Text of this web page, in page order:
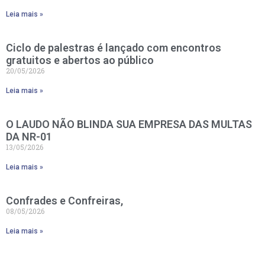
Leia mais »
Ciclo de palestras é lançado com encontros
gratuitos e abertos ao público
20/05/2026
Leia mais »
O LAUDO NÃO BLINDA SUA EMPRESA DAS MULTAS
DA NR-01
13/05/2026
Leia mais »
Confrades e Confreiras,
08/05/2026
Leia mais »